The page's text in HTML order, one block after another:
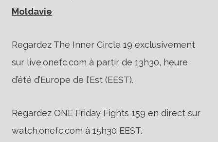
Moldavie
Regardez The Inner Circle 19 exclusivement
sur live.onefc.com à partir de 13h30, heure
d’été d’Europe de l’Est (EEST).
Regardez ONE Friday Fights 159 en direct sur
watch.onefc.com à 15h30 EEST.